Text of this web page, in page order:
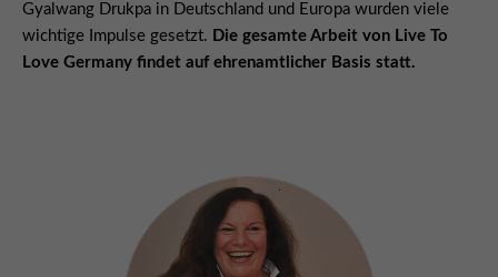
Gyalwang Drukpa in Deutschland und Europa wurden viele
wichtige Impulse gesetzt. Die gesamte Arbeit von Live To
Love Germany findet auf ehrenamtlicher Basis statt.